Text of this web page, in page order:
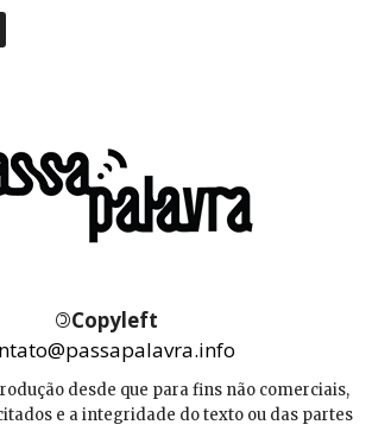
©Copyleft
desde que para fins não comerciais,
e a integridade do texto ou das partes